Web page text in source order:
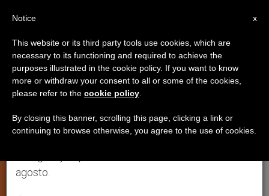
Comentario a la liturgia
dominical
Textos: 2 Sam 7, 1-5.8-12.14.16; Rom
16, 25-27; Lc 1, 26-38
×
Aviso importante
Del 27 de julio al 7 de agosto haremos la pausa
anual, aprovechando que en el periodo de verano
se generan menos informaciones y también el
agosto.
x
Notice
This website or its third party tools use cookies, which are
necessary to its functioning and required to achieve the
purposes illustrated in the cookie policy. If you want to know
more or withdraw your consent to all or some of the cookies,
please refer to the cookie policy
By closing this banner, scrolling this page, clicking a link or
continuing to browse otherwise, you agree to the use of cookies.